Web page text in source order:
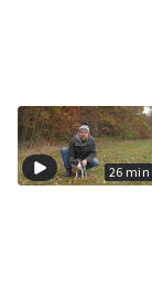
26 min